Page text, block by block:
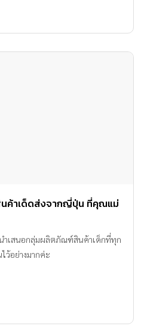
ค้าเด็ดส่งจากญี่ปุ่น ที่คุณแม่
นำเสนอกลุ่มผลิตภัณฑ์สินค้าเด็กที่ทุก
ว้อย่างมากค่ะ